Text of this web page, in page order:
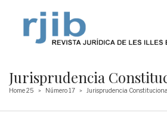
Jurisprudencia
Home 25 > Número 17 > Jurisprudencia